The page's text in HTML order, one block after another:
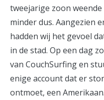
tweejarige zoon
minder dus. Aangezien
hadden wij het gevoel
in de stad. Op een dag
van CouchSurfing en
enige account dat er
ontmoet, een